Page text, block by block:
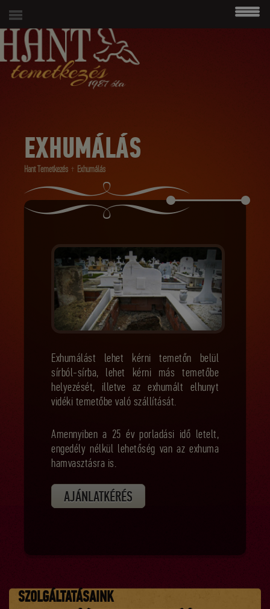
06 (1) 215 4938
EXHUMÁLÁS
Hant Temetkezés Exhumálás
Exhumálást lehet kérni temetőn belül
sírból-sírba, lehet kérni más temetőbe
helyezését, illetve az exhumált elhunyt
vidéki temetőbe való szállítását.
Amennyiben a 25 év porladási idő letelt,
engedély nélkül lehetőség van az exhuma
hamvasztásra is.
AJÁNLATKÉRÉS
SZOLGÁLTATÁSAINK